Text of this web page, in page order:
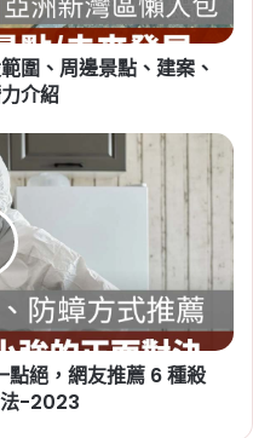
申請,租屋補助
增 838
預計
宅,社會住宅
圍、周邊景點、建案、
介紹
點絕，網友推薦 6 種殺
-2023